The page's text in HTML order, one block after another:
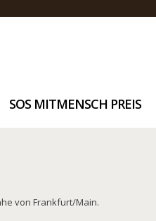
SOS MITMENSCH PREIS
von Frankfurt/Main.